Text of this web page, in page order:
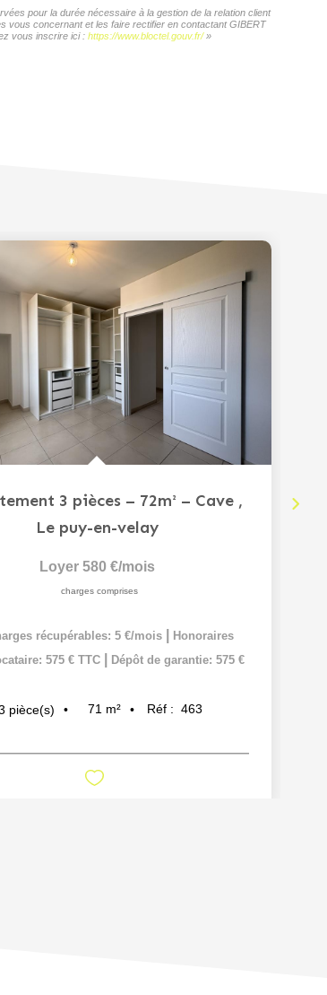
pour la durée nécessaire à la gestion de la relation client
vous concernant et les faire rectifier en contactant GIBERT
vous inscrire ici : https://www.bloctel.gouv.fr/»
3 pièces – 72m² – Cave ,
Le puy-en-velay
Loyer 580 €/mois
charges comprises
récupérables: 5 €/mois
Honoraires
575 € TTC
Dépôt de garantie: 575 €
pièce(s) 71 m² Réf : 463